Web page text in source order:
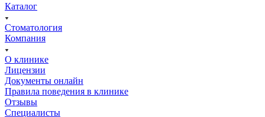
Каталог
Стоматология
Компания
О клинике
Лицензии
Документы онлайн
Правила поведения в клинике
Отзывы
Специалисты